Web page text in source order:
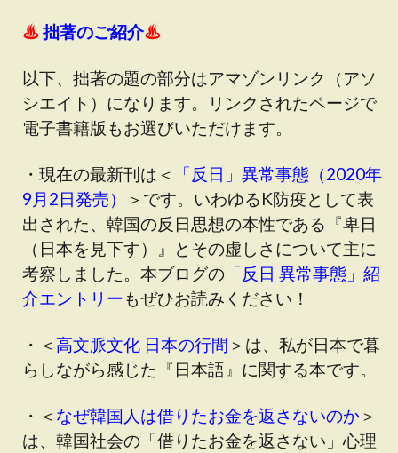
♨拙著のご紹介♨
以下、拙著の題の部分はアマゾンリンク（アソ
シエイト）になります。リンクされたページで
電子書籍版もお選びいただけます。
・現在の最新刊は＜
「反日」異常事態（2020年
9月2日発売）
＞です。いわゆるK防疫として表
出された、韓国の反日思想の本性である『卑日
（日本を見下す）』とその虚しさについて主に
考察しました。本ブログの 「反日 異常事態」紹
介エントリーもぜひお読みください！
・＜高文脈文化 日本の行間 ＞は、私が日本で暮
らしながら感じた『日本語』に関する本です。
・＜ なぜ韓国人は借りたお金を返さないのか＞
は、韓国社会の「借りたお金を返さない」心理